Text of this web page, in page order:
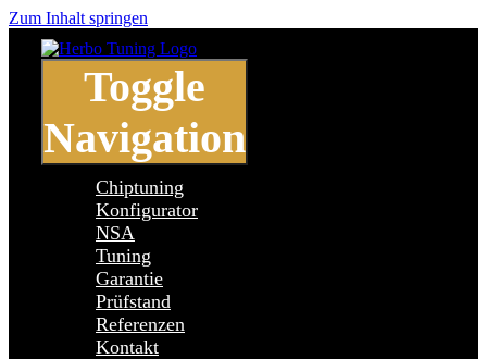
Zum Inhalt springen
Toggle
Navigation
Chiptuning
Konfigurator
NSA
Tuning
Garantie
Prüfstand
Referenzen
Kontakt